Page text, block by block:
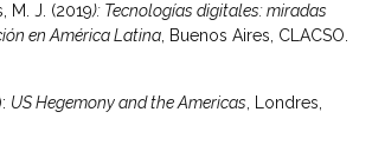
M. J. (2019): Tecnologías digitales: miradas
en América Latina, Buenos Aires, CLACSO.
US Hegemony and the Americas , Londres,